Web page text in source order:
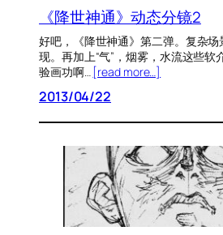
《降世神通》动态分镜2
好吧，《降世神通》第二弹。复杂
现。再加上“气”，烟雾，水流这些软
验画功啊… [read more…]
2013/04/22